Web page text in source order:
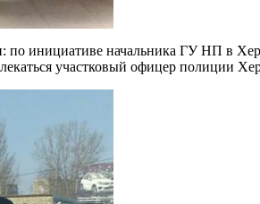
инициативе начальника ГУ НП в
участковый офицер полиции